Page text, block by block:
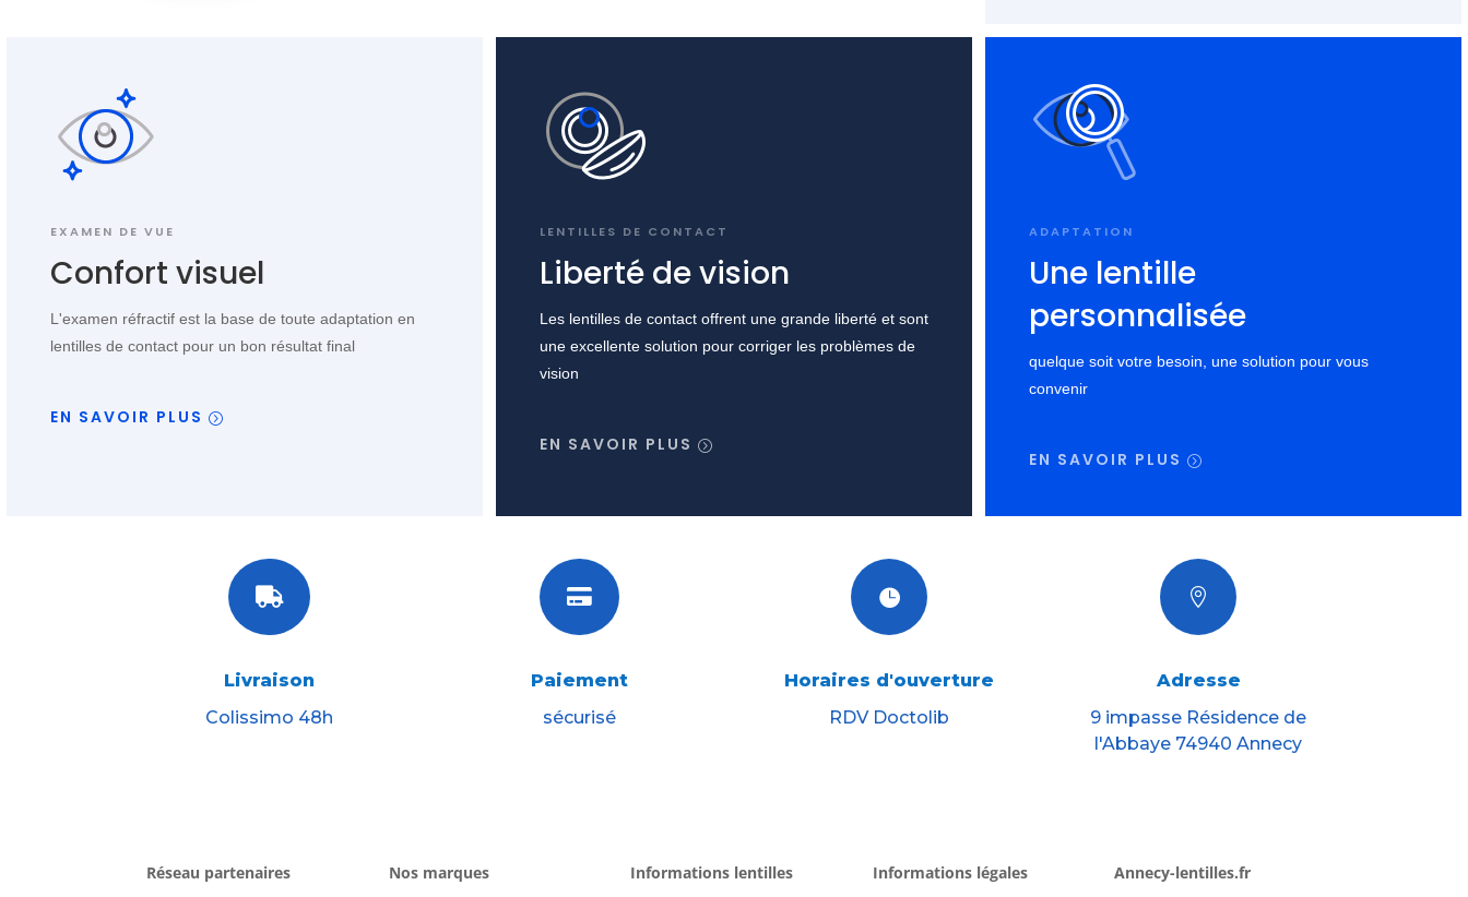
EXAMEN DE VUE
Confort visuel
L'examen réfractif est la base de toute adaptation en
lentilles de contact pour un bon résultat final
EN SAVOIR PLUS
LENTILLES DE CONTACT
Liberté de vision
Les lentilles de contact offrent une grande liberté et sont
une excellente solution pour corriger les problèmes de
vision
EN SAVOIR PLUS
ADAPTATION
Une lentille
personnalisée
quelque soit votre besoin, une solution pour vous
convenir
EN SAVOIR PLUS

Livraison
Colissimo 48h

Paiement
sécurisé

Horaires d'ouverture
RDV Doctolib

Adresse
9 impasse Résidence de
l'Abbaye 74940 Annecy
Réseau partenaires Nos marques Informations lentilles Informations légales Annecy-lentilles.fr